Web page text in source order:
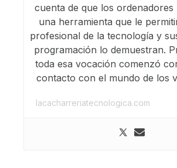
cuenta de que los
una herramienta que le
profesional de la tecnología y
programación lo demuestran.
toda esa vocación comenzó
contacto con el mundo de los
lacacharreriatecnologica.com